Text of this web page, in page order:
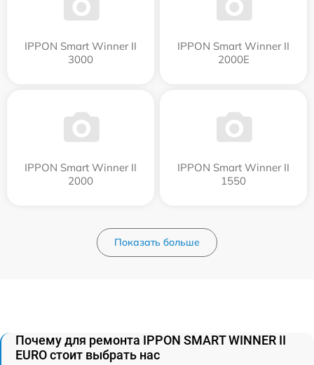
IPPON Smart Winner II
3000
IPPON Smart Winner II
2000E
IPPON Smart Winner II
2000
IPPON Smart Winner II
1550
Показать больше
Почему для ремонта IPPON SMART WINNER II
EURO стоит выбрать нас